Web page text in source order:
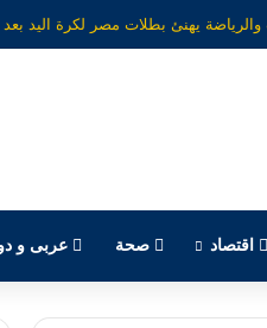
اقتصاد صحة عربى و